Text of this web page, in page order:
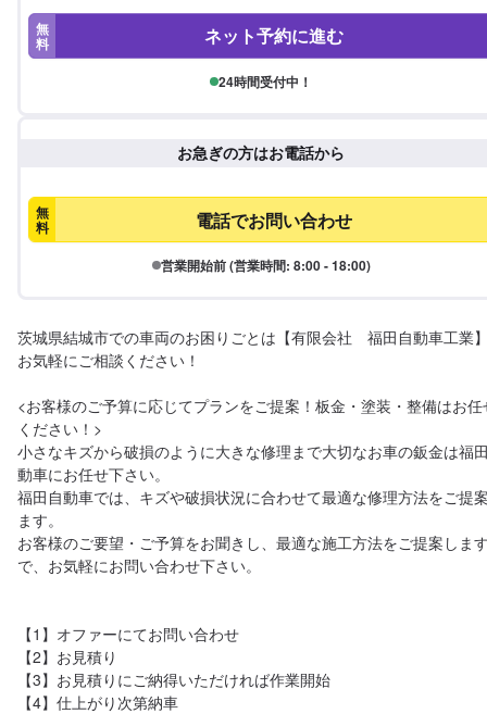
無
料 ネット予約に進む
24時間受付中！
お急ぎの方はお電話から
無
料 電話でお問い合わせ
営業開始前 (営業時間: 8:00 - 18:00)
茨城県結城市での車両のお困りごとは【有限会社　福田自動車工業
お気軽にご相談ください！
<お客様のご予算に応じてプランをご提案！板金・塗装・整備はお任
ください！>
小さなキズから破損のように大きな修理まで大切なお車の鈑金は福
動車にお任せ下さい。
福田自動車では、キズや破損状況に合わせて最適な修理方法をご提
ます。
お客様のご要望・ご予算をお聞きし、最適な施工方法をご提案しま
で、お気軽にお問い合わせ下さい。
【1】オファーにてお問い合わせ
【2】お見積り
【3】お見積りにご納得いただければ作業開始
【4】仕上がり次第納車